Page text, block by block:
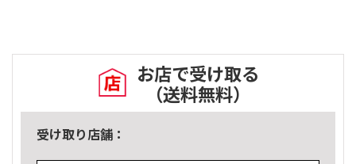
お店で受け取る
（送料無料）
受け取り店舗：